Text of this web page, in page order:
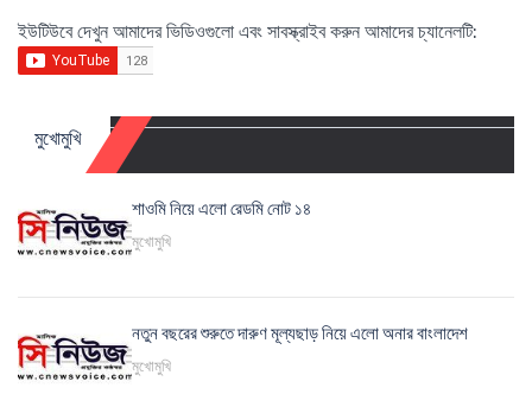
ইউটিউবে দেখুন আমাদের ভিডিওগুলো এবং সাবস্ক্রাইব করুন আমাদের চ্যানেলটি:
মুখোমুখি
শাওমি নিয়ে এলো রেডমি নোট ১৪
মুখোমুখি
নতুন বছরের শুরুতে দারুণ মূল্যছাড় নিয়ে এলো অনার বাংলাদেশ
মুখোমুখি